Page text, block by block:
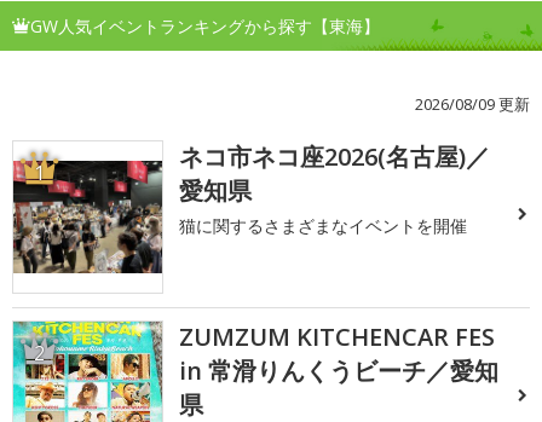
GW人気イベントランキングから探す【東海】
2026/08/09 更新
1
ネコ市ネコ座2026(名古屋)／
愛知県
猫に関するさまざまなイベントを開催
2
ZUMZUM KITCHENCAR FES
in 常滑りんくうビーチ／愛知
県